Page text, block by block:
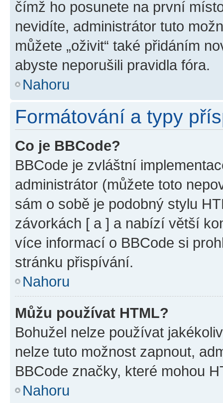
čímž ho posunete na první
nevidíte, administrátor tuto
můžete „oživit“ také přidáním
abyste neporušili pravidla fóra.
Nahoru
Formátování a typy
Co je BBCode?
BBCode je zvláštní
administrátor (můžete toto
sám o sobě je podobný stylu
závorkách [ a ] a nabízí větší
více informací o BBCode si
stránku přispívání.
Nahoru
Můžu používat HTML?
Bohužel nelze používat
nelze tuto možnost zapnout,
BBCode značky, které mohou
Nahoru